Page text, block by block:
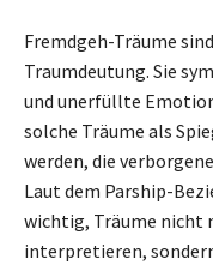
Fremdgeh-Träume
Traumdeutung. Sie
und unerfüllte
solche Träume als
werden, die
Laut dem Parship-
wichtig, Träume nicht
interpretieren,